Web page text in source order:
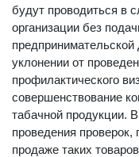
будут проводиться в
организации без
уклонении от
профилактического
совершенствование
табачной продукции.
проведения
продаже таких